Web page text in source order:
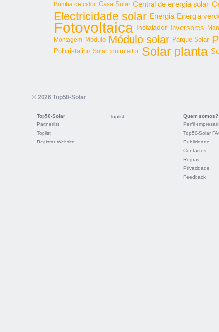
Bomba de calor Casa Solar Central de energia solar
Electricidade solar Energia Energia
Fotovoltaica Instalador Inversores
Montagem Módulo Módulo solar Parque Solar
Policristalino Solar controlador Solar planta
© 2026 Top50-Solar
Top50-Solar
Partnerlist
Toplist
Registar Website
Toplist
Quem somos?
Perfil
Top50-Solar
Publicidade
Contactos
Regras
Privacidade
Feedback